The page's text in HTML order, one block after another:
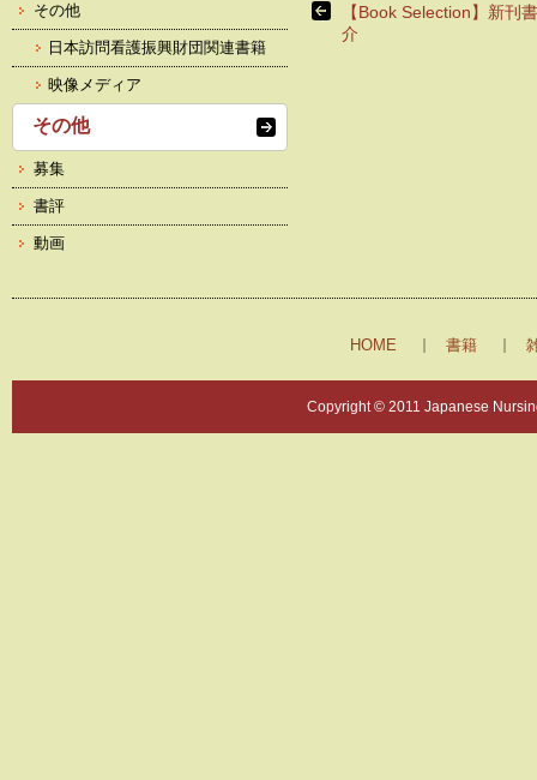
【Book Selection】新刊
介
その他
日本訪問看護振興財団関連書籍
映像メディア
その他
募集
書評
動画
HOME 書籍
Copyright © 2011 Japanese